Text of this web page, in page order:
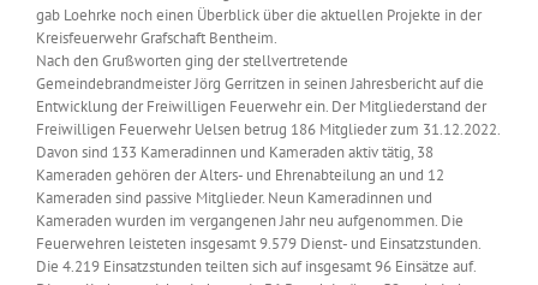
gab Loehrke noch einen Überblick über die aktuellen Projekte in der
Kreisfeuerwehr Grafschaft Bentheim.
Nach den Grußworten ging der stellvertretende
Gemeindebrandmeister Jörg Gerritzen in seinen Jahresbericht auf die
Entwicklung der Freiwilligen Feuerwehr ein. Der Mitgliederstand der
Freiwilligen Feuerwehr Uelsen betrug 186 Mitglieder zum 31.12.2022.
Davon sind 133 Kameradinnen und Kameraden aktiv tätig, 38
Kameraden gehören der Alters- und Ehrenabteilung an und 12
Kameraden sind passive Mitglieder. Neun Kameradinnen und
Kameraden wurden im vergangenen Jahr neu aufgenommen. Die
Feuerwehren leisteten insgesamt 9.579 Dienst- und Einsatzstunden.
Die 4.219 Einsatzstunden teilten sich auf insgesamt 96 Einsätze auf.